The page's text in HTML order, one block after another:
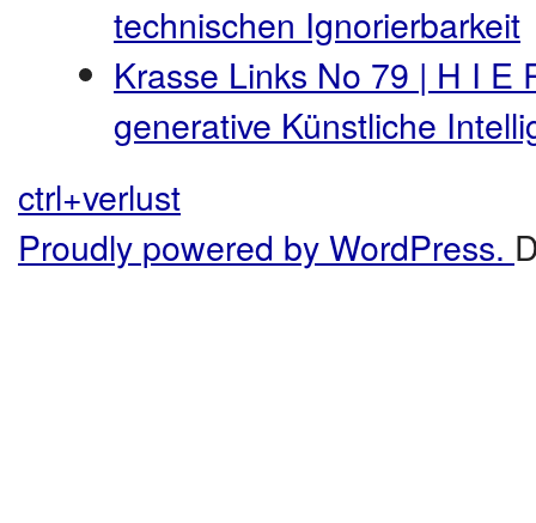
technischen Ignorierbarkeit
Krasse Links No 79 | H I E
generative Künstliche
ctrl+verlust
Proudly powered by WordPress.